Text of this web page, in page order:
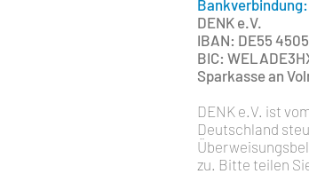
Bankverbindung:
DENK e.V.
IBAN: DE55
BIC:
Sparkasse an
DENK e.V. ist
Deutschland
zu. Bitte teilen